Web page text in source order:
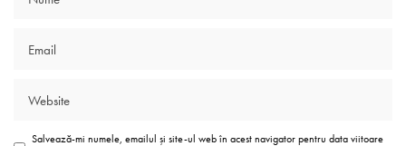
Salvează-mi numele, emailul și site-ul web în acest navigator pentru data viitoare